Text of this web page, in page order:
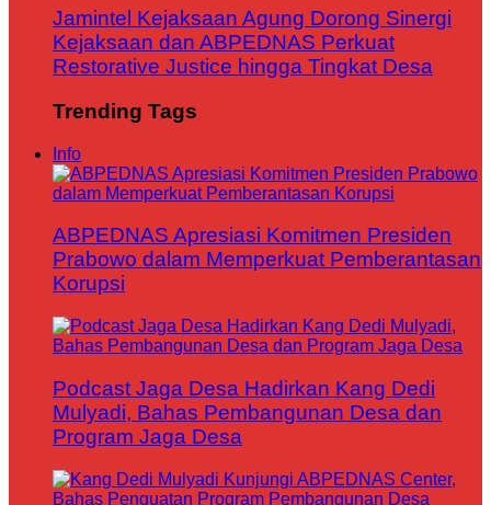
Jamintel Kejaksaan Agung Dorong Sinergi
Kejaksaan dan ABPEDNAS Perkuat
Restorative Justice hingga Tingkat Desa
Trending Tags
Info
ABPEDNAS Apresiasi Komitmen Presiden
Prabowo dalam Memperkuat Pemberantasan
Korupsi
Podcast Jaga Desa Hadirkan Kang Dedi
Mulyadi, Bahas Pembangunan Desa dan
Program Jaga Desa